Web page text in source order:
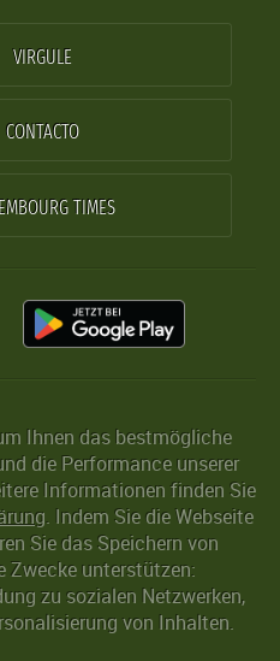
VIRGULE
CONTACTO
TIMES
Ihnen das bestmögliche
die Performance unserer
Informationen finden Sie
. Indem Sie die Webseite
Sie das Speichern von
Zwecke unterstützen:
zu sozialen Netzwerken,
von Inhalten.